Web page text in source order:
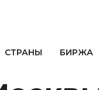
СТРАНЫ БИРЖА